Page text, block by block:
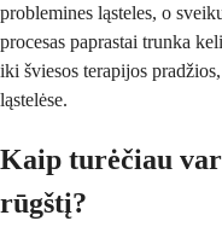
problemines ląsteles, o
procesas paprastai trunka
iki šviesos terapijos
ląstelėse.
Kaip turėčiau
rūgštį?